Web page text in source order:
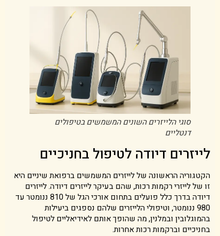
סוגי הלייזרים השונים המשמשים בטיפולים
דנטליים
לייזרים דיודה לטיפול בחניכיים
הקטגוריה הראשונה של לייזרים המשמשים ברפואת שיניים היא
זו של לייזרי רקמות רכות, שהם בעיקר לייזרים דיודה. לייזרים
דיודה בדרך כלל פועלים בתחום אורכי הגל של 810 ננומטר עד
980 ננומטר, וטיפולי הלייזרים שלהם נספגים ביעילות
בהמוגלובין ובמלנין, מה שהופך אותם לאידיאליים לטיפול
בחניכיים וברקמות רכות אחרות.